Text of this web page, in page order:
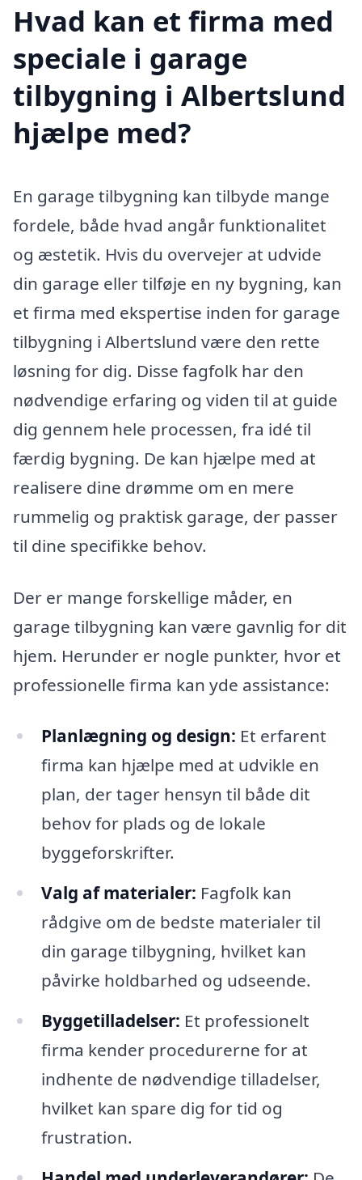
Hvad kan et firma med
speciale i garage
tilbygning i Albertslund
hjælpe med?
En garage tilbygning kan tilbyde mange
fordele, både hvad angår funktionalitet
og æstetik. Hvis du overvejer at udvide
din garage eller tilføje en ny bygning, kan
et firma med ekspertise inden for garage
tilbygning i Albertslund være den rette
løsning for dig. Disse fagfolk har den
nødvendige erfaring og viden til at guide
dig gennem hele processen, fra idé til
færdig bygning. De kan hjælpe med at
realisere dine drømme om en mere
rummelig og praktisk garage, der passer
til dine specifikke behov.
Der er mange forskellige måder, en
garage tilbygning kan være gavnlig for dit
hjem. Herunder er nogle punkter, hvor et
professionelle firma kan yde assistance:
Planlægning og design: Et erfarent
firma kan hjælpe med at udvikle en
plan, der tager hensyn til både dit
behov for plads og de lokale
byggeforskrifter.
Valg af materialer: Fagfolk kan
rådgive om de bedste materialer til
din garage tilbygning, hvilket kan
påvirke holdbarhed og udseende.
Byggetilladelser: Et professionelt
firma kender procedurerne for at
indhente de nødvendige tilladelser,
hvilket kan spare dig for tid og
frustration.